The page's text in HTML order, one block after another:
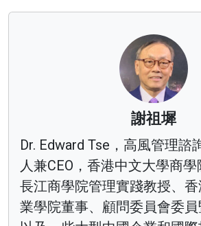
謝祖墀
Dr. Edward Tse，高風管理諮
人兼CEO，香港中文大學商學
長江商學院管理實踐教授、
業學院董事、顧問委員會委員